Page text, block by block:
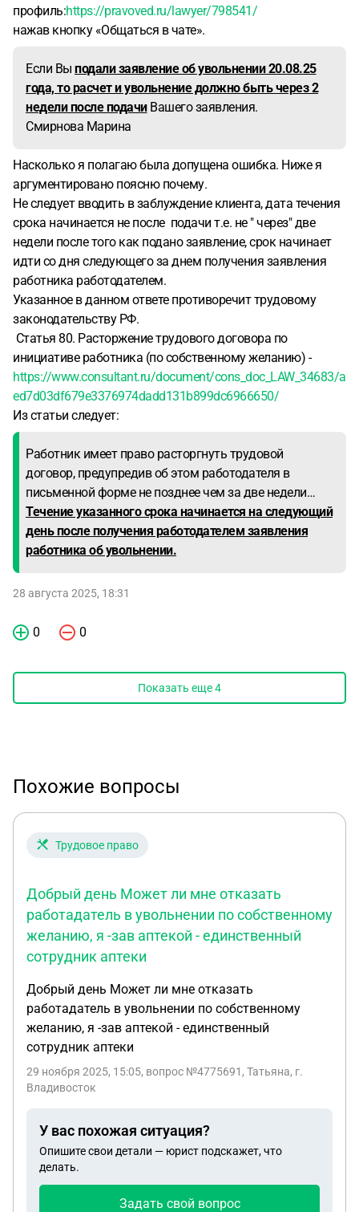
профиль:https://pravoved.ru/lawyer/798541/
нажав кнопку «Общаться в чате».
Если Вы подали заявление об увольнении 20.08.25
года, то расчет и увольнение должно быть через 2
недели после подачиВашего заявления.
Смирнова Марина
Насколько я полагаю была допущена ошибка. Ниже я
аргументировано поясню почему.
Не следует вводить в заблуждение клиента, дата течения
срока начинается не после подачи т.е. не " через" две
недели после того как подано заявление, срок начинает
идти со дня следующего за днем получения заявления
работника работодателем.
Указанное в данном ответе противоречит трудовому
законодательству РФ.
Статья 80. Расторжение трудового договора по
инициативе работника (по собственному желанию) -
https://www.consultant.ru/document/cons_doc_LAW_34683/a
ed7d03df679e3376974dadd131b899dc6966650/
Из статьи следует:
Работник имеет право расторгнуть трудовой
договор, предупредив об этом работодателя в
письменной форме не позднее чем за две недели…
Течение указанного срока начинается на следующий
день после получения работодателем заявления
работника об увольнении.
28 августа 2025, 18:31
0 0
Показать еще4
Похожие вопросы
Трудовое право
Добрый день Может ли мне отказать
работадатель в увольнении по собственному
желанию, я -зав аптекой - единственный
сотрудник аптеки
Добрый день Может ли мне отказать
работадатель в увольнении по собственному
желанию, я -зав аптекой - единственный
сотрудник аптеки
29 ноября 2025, 15:05, вопрос №4775691, Татьяна, г.
Владивосток
У вас похожая ситуация?
Опишите свои детали — юрист подскажет, что
делать.
Задать свой вопрос